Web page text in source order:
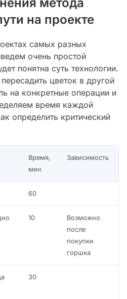
метода
на проекте
самых разных
очень простой
понятна суть технологии.
цветок в другой
на конкретные операции и
время каждой
определить критический
Время,
мин
Зависимость
60
10
Возможно
после
покупки
горшка
30